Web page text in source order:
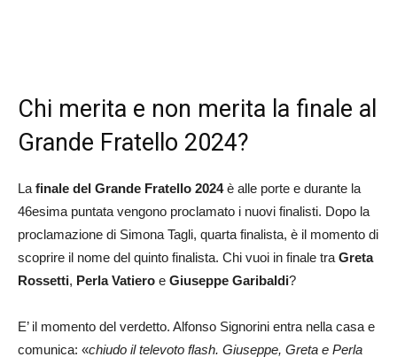
Chi merita e non merita la finale al
Grande Fratello 2024?
Lafinale del Grande Fratello 2024è alle porte e durante la
46esima puntata vengono proclamato i nuovi finalisti. Dopo la
proclamazione di Simona Tagli, quarta finalista, è il momento di
scoprire il nome del quinto finalista. Chi vuoi in finale traGreta
Rossetti, Perla Vatiero e Giuseppe Garibaldi?
E’ il momento del verdetto. Alfonso Signorini entra nella casa e
comunica: «chiudo il televoto flash. Giuseppe, Greta e Perla